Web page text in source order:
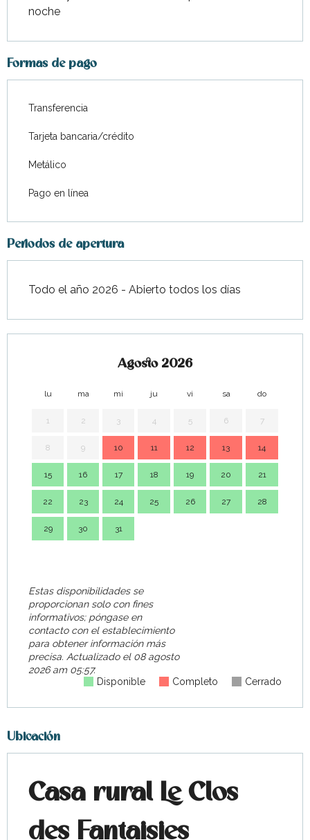
noche
Formas de pago
Transferencia
Tarjeta bancaria/crédito
Metálico
Pago en línea
Periodos de apertura
Todo el año 2026 - Abierto todos los días
Agosto 2026
lu ma mi ju vi sa do
1 2 3 4 5 6 7
8 9 10 11 12 13 14
15 16 17 18 19 20 21
22 23 24 25 26 27 28
29 30 31
Estas disponibilidades se
proporcionan solo con fines
informativos; póngase en
contacto con el establecimiento
para obtener información más
precisa. Actualizado el08 agosto
2026 am 05:57.
Disponible
Completo Cerrado
Ubicación
Casa rural Le Clos
des Fantaisies